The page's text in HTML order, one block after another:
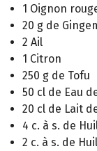
1 Oignon
20 g de
2 Ail
1 Citron
250 g de Tofu
50 cl de Eau
20 cl de Lait
4 c. à s. de
2 c. à s. de